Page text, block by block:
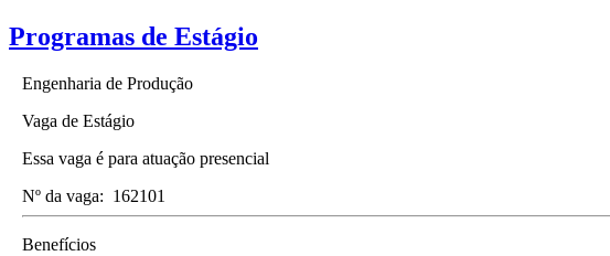
Programas de Estágio
Engenharia de Produção
Vaga de Estágio
Essa vaga é para atuação presencial
Nº da vaga: 162101
Benefícios